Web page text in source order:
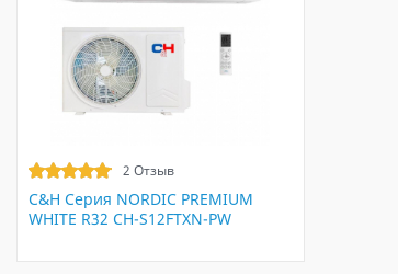
2 Отзыв
C&H Серия NORDIC PREMIUM
WHITE R32 CH-S12FTXN-PW